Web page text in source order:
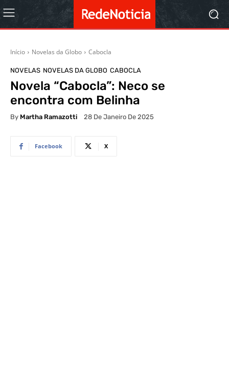
Início Novelas da Globo Cabocla
NOVELAS NOVELAS DA GLOBO CABOCLA
Novela “Cabocla”: Neco se
encontra com Belinha
By Martha Ramazotti 28 De Janeiro De 2025
Facebook X